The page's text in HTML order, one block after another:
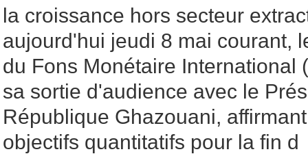
la croissance hors secteur
aujourd'hui jeudi 8 mai courant,
du Fons Monétaire International
sa sortie d'audience avec le
République Ghazouani,
objectifs quantitatifs pour la fin d